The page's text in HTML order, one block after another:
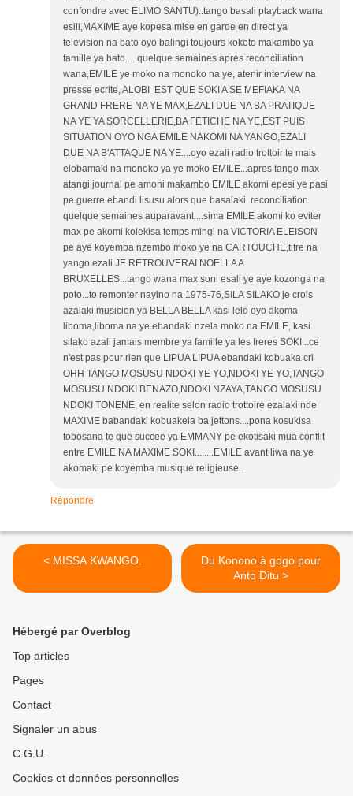
confondre avec ELIMO SANTU)..tango basali playback wana
esili,MAXIME aye kopesa mise en garde en direct ya
television na bato oyo balingi toujours kokoto makambo ya
famille ya bato.....quelque semaines apres reconciliation
wana,EMILE ye moko na monoko na ye, atenir interview na
presse ecrite, ALOBI EST QUE SOKI A SE MEFIAKA NA
GRAND FRERE NA YE MAX,EZALI DUE NA BA PRATIQUE
NA YE YA SORCELLERIE,BA FETICHE NA YE,EST PUIS
SITUATION OYO NGA EMILE NAKOMI NA YANGO,EZALI
DUE NA B'ATTAQUE NA YE....oyo ezali radio trottoir te mais
elobamaki na monoko ya ye moko EMILE...apres tango max
atangi journal pe amoni makambo EMILE akomi epesi ye pasi
pe guerre ebandi lisusu alors que basalaki reconciliation
quelque semaines auparavant....sima EMILE akomi ko eviter
max pe akomi kolekisa temps mingi na VICTORIA ELEISON
pe aye koyemba nzembo moko ye na CARTOUCHE,titre na
yango ezali JE RETROUVERAI NOELLA A
BRUXELLES...tango wana max soni esali ye aye kozonga na
poto...to remonter nayino na 1975-76,SILA SILAKO je crois
azalaki musicien ya BELLA BELLA kasi lelo oyo akoma
liboma,liboma na ye ebandaki nzela moko na EMILE, kasi
silako azali jamais membre ya famille ya les freres SOKI...ce
n'est pas pour rien que LIPUA LIPUA ebandaki kobuaka cri
OHH TANGO MOSUSU NDOKI YE YO,NDOKI YE YO,TANGO
MOSUSU NDOKI BENAZO,NDOKI NZAYA,TANGO MOSUSU
NDOKI TONENE, en realite selon radio trottoire ezalaki nde
MAXIME babandaki kobuakela ba jettons....pona kosukisa
tobosana te que succee ya EMMANY pe ekotisaki mua conflit
entre EMILE NA MAXIME SOKI........EMILE avant liwa na ye
akomaki pe koyemba musique religieuse..
Répondre
< MISSA KWANGO.
Du Konono à gogo pour
Anto Ditu >
Hébergé par Overblog
Top articles
Pages
Contact
Signaler un abus
C.G.U.
Cookies et données personnelles